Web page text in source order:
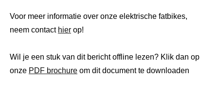
Voor meer informatie over onze elektrische fatbikes,
neem contact hierop!
Wil je een stuk van dit bericht offline lezen? Klik dan op
onze PDF brochureom dit document te downloaden